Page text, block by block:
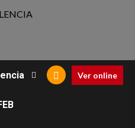
Ver online